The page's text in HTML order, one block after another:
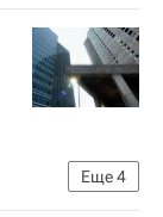
Федеральное агентство по управлению государственным имуществом (Росимущество)
Еще4